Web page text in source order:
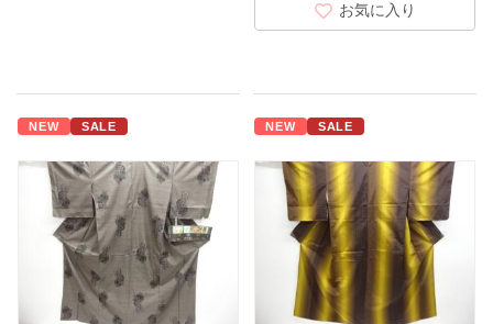
お気に入り
NEW SALE NEW SALE